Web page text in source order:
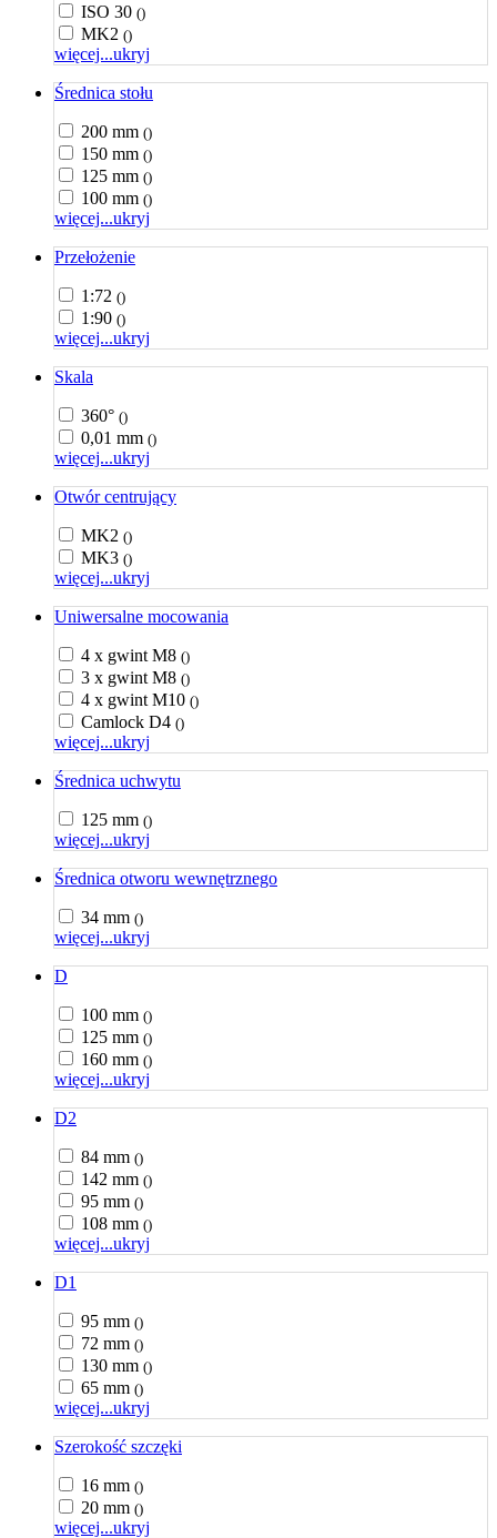
ISO 30 ()
MK2 ()
więcej...ukryj
Średnica stołu
200 mm ()
150 mm ()
125 mm ()
100 mm ()
więcej...ukryj
Przełożenie
1:72 ()
1:90 ()
więcej...ukryj
Skala
360° ()
0,01 mm ()
więcej...ukryj
Otwór centrujący
MK2 ()
MK3 ()
więcej...ukryj
Uniwersalne mocowania
4 x gwint M8 ()
3 x gwint M8 ()
4 x gwint M10 ()
Camlock D4 ()
więcej...ukryj
Średnica uchwytu
125 mm ()
więcej...ukryj
Średnica otworu wewnętrznego
34 mm ()
więcej...ukryj
D
100 mm ()
125 mm ()
160 mm ()
więcej...ukryj
D2
84 mm ()
142 mm ()
95 mm ()
108 mm ()
więcej...ukryj
D1
95 mm ()
72 mm ()
130 mm ()
65 mm ()
więcej...ukryj
Szerokość szczęki
16 mm ()
20 mm ()
więcej...ukryj